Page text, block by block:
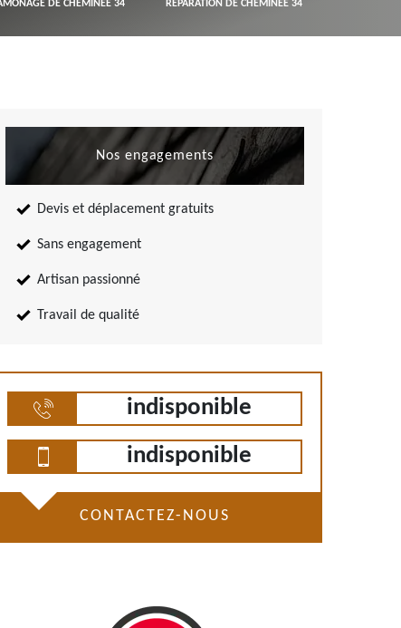
DE CHEMINÉE 34 RÉPARATION DE CHEMINÉE 34
Nos engagements
Devis et déplacement gratuits
Sans engagement
Artisan passionné
Travail de qualité
indisponible
indisponible
CONTACTEZ-NOUS